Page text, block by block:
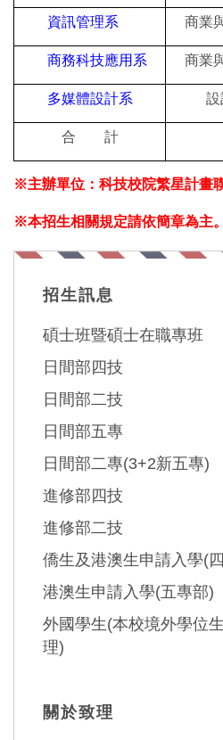
資訊管理系 商業
商務科技應用系 商業
多媒體設計系 設
合 計
※主辦單位：科技校院繁星計畫
※本招生相關規定請依簡章為主。
招生訊息
碩士班暨碩士在職專班
日間部四技
日間部二技
日間部五專
日間部二專(3+2新五專)
進修部四技
進修部二技
僑生及港澳生申請入學(
港澳生申請入學(五專部)
外國學生(本校境外學位
理)
關於致理